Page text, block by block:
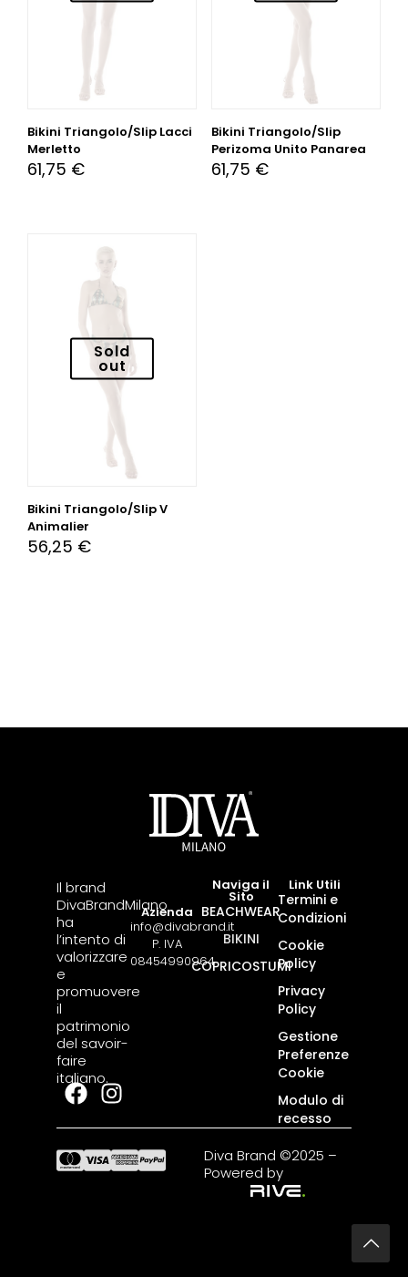
Bikini Triangolo/Slip Lacci
Merletto
61,75 €
Bikini Triangolo/Slip
Perizoma Unito Panarea
61,75 €
Sold
out
Bikini Triangolo/Slip V
Animalier
56,25 €
Il brand
DivaBrandMilano
ha
l’intento di
valorizzare
e
promuovere
il
patrimonio
del savoir-
faire
italiano.
Azienda
info@divabrand.it
P. IVA
08454990964
Naviga il
Sito
BEACHWEAR
BIKINI
COPRICOSTUMI
Link Utili
Termini e
Condizioni
Cookie
Policy
Privacy
Policy
Gestione
Preferenze
Cookie
Modulo di
recesso
Diva Brand ©2025 –
Powered by